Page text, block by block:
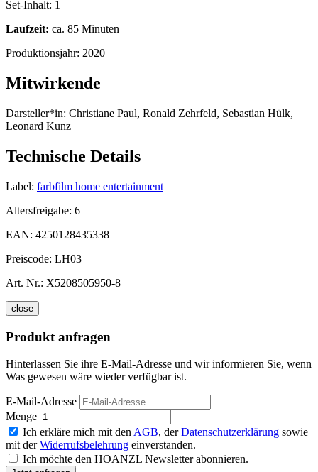
Set-Inhalt: 1
Laufzeit: ca. 85 Minuten
Produktionsjahr: 2020
Mitwirkende
Darsteller*in: Christiane Paul, Ronald Zehrfeld, Sebastian Hülk,
Leonard Kunz
Technische Details
Label: farbfilm home entertainment
Altersfreigabe: 6
EAN: 4250128435338
Preiscode: LH03
Art. Nr.: X5208505950-8
close
Produkt anfragen
Hinterlassen Sie ihre E-Mail-Adresse und wir informieren Sie, wenn
Was gewesen wäre wieder verfügbar ist.
E-Mail-Adresse
Menge
Ich erkläre mich mit den AGB, derDatenschutzerklärung sowie
mit derWiderrufsbelehrung einverstanden.
Ich möchte den HOANZL Newsletter abonnieren.